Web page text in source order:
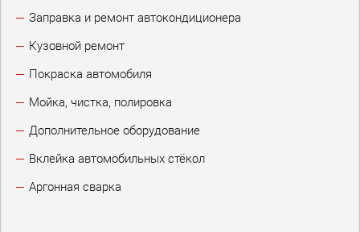
Заправка и ремонт автокондиционера
Кузовной ремонт
Покраска автомобиля
Мойка, чистка, полировка
Дополнительное оборудование
Вклейка автомобильных стёкол
Аргонная сварка